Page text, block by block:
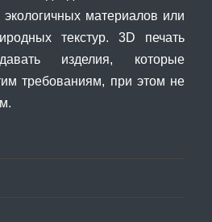
материалов или
текстур. 3D печать
изделия, которые
требованиям, при этом не